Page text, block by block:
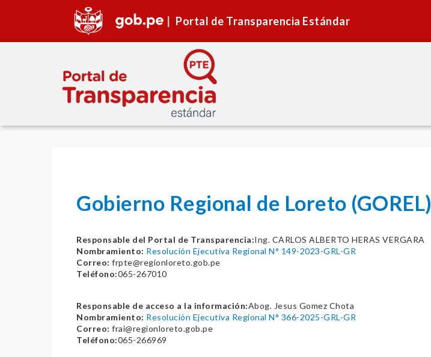
Portal de Transparencia Estándar
Gobierno Regional de Loreto (GOREL)
Responsable del Portal de Transparencia:Ing. CARLOS ALBERTO HERAS VERGARA
Nombramiento: Resolución Ejecutiva Regional N° 149-2023-GRL-GR
Correo: frpte@regionloreto.gob.pe
Teléfono:065-267010
Responsable de acceso a la información:Abog. Jesus Gomez Chota
Nombramiento: Resolución Ejecutiva Regional N° 366-2025-GRL-GR
Correo: frai@regionloreto.gob.pe
Teléfono:065-266969